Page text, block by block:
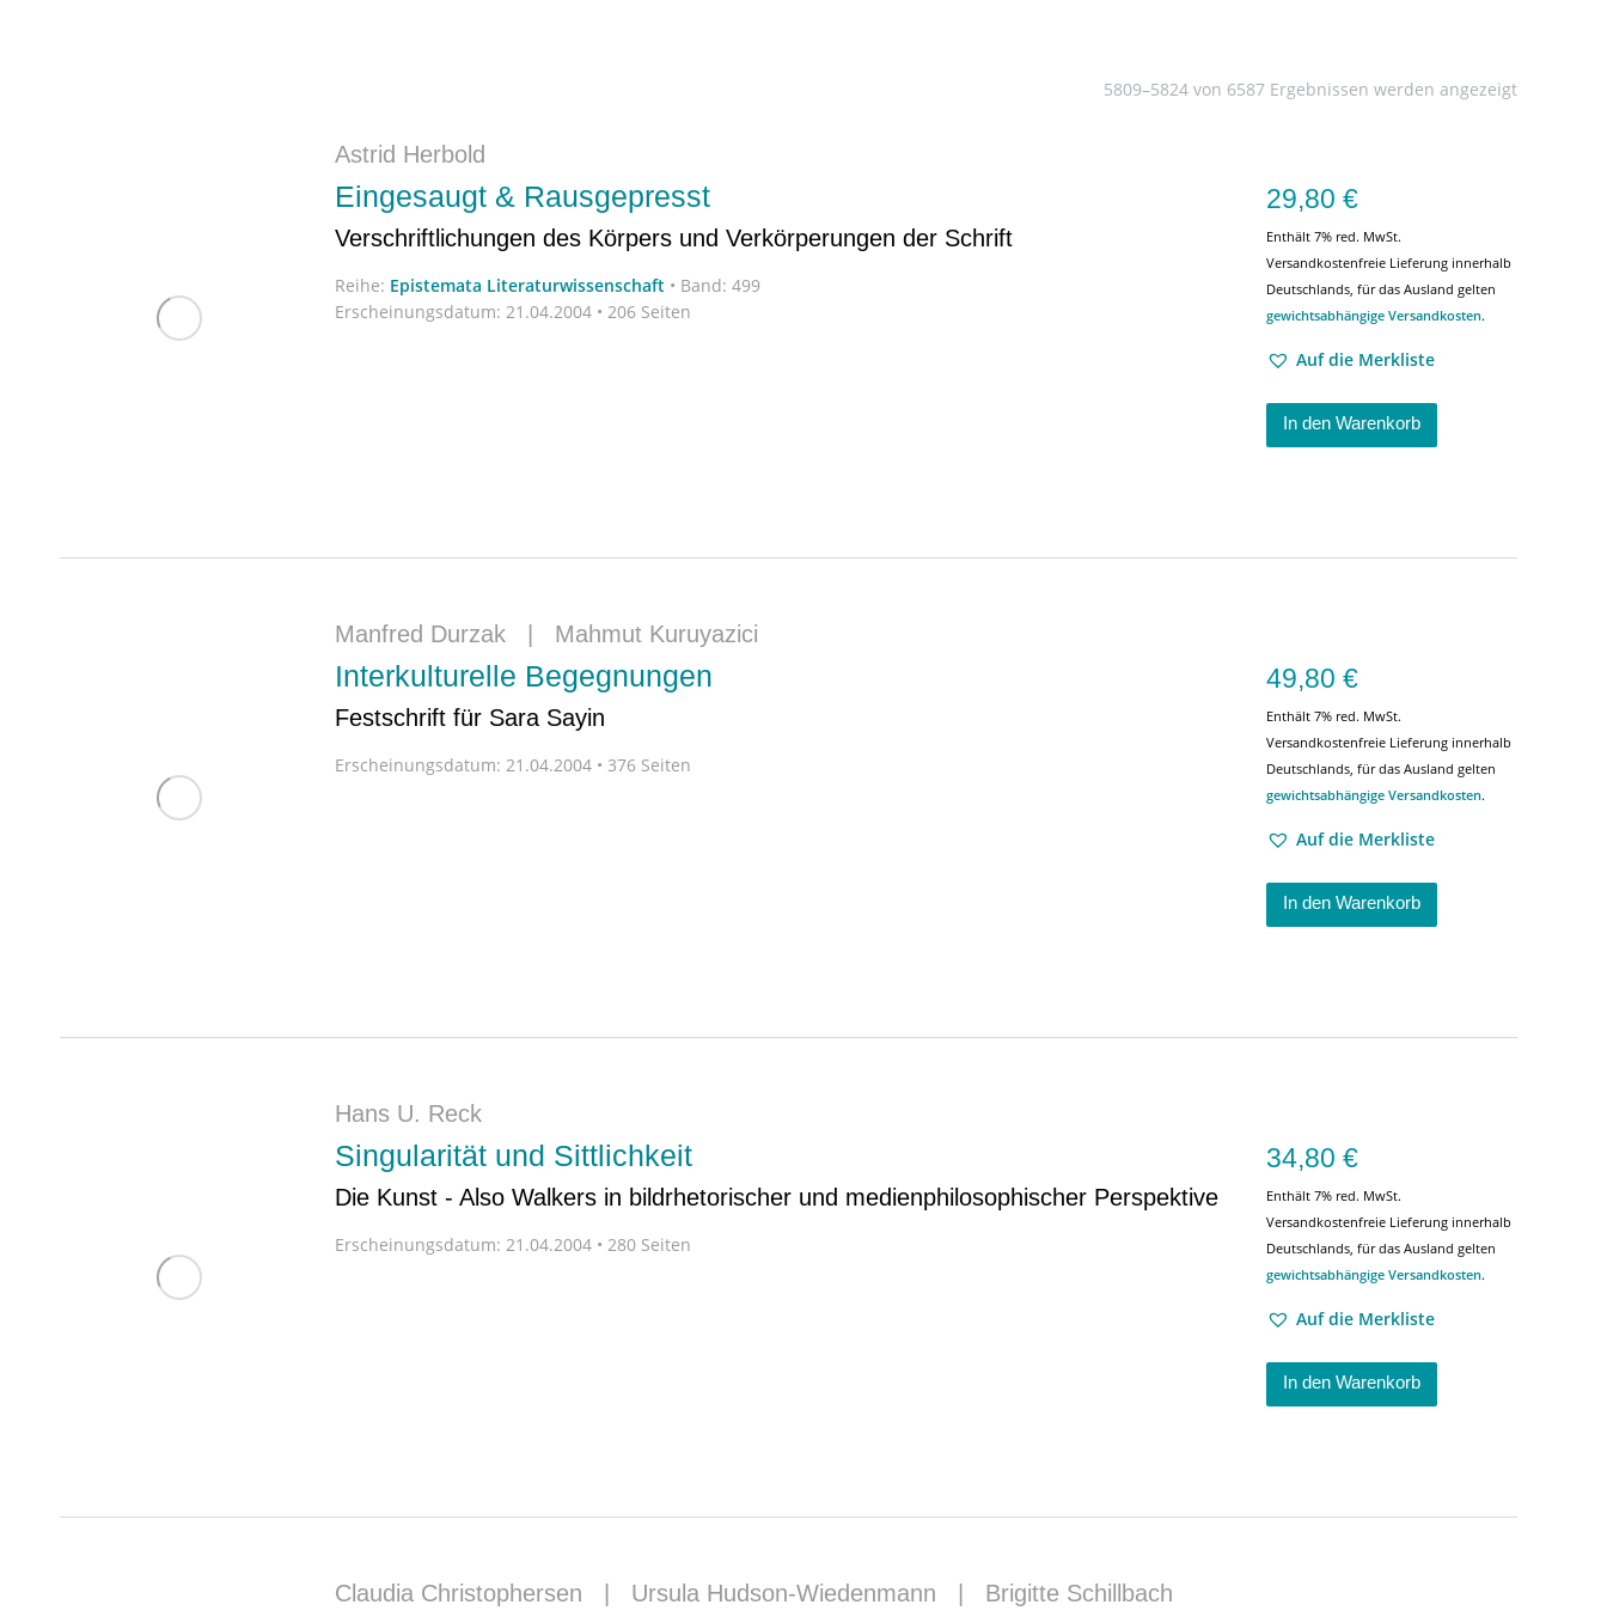
5809–5824 von 6587 Ergebnissen werden angezeigt
Astrid Herbold
Eingesaugt & Rausgepresst
Verschriftlichungen des Körpers und Verkörperungen der Schrift
Reihe: Epistemata Literaturwissenschaft • Band: 499
Erscheinungsdatum: 21.04.2004 • 206 Seiten
29,80 €
Enthält 7% red. MwSt.
Versandkostenfreie Lieferung innerhalb
Deutschlands, für das Ausland gelten
gewichtsabhängige Versandkosten.
Auf die Merkliste
In den Warenkorb
Manfred Durzak Mahmut Kuruyazici
Interkulturelle Begegnungen
Festschrift für Sara Sayin
Erscheinungsdatum: 21.04.2004 • 376 Seiten
49,80 €
Enthält 7% red. MwSt.
Versandkostenfreie Lieferung innerhalb
Deutschlands, für das Ausland gelten
gewichtsabhängige Versandkosten.
Auf die Merkliste
In den Warenkorb
Hans U. Reck
Singularität und Sittlichkeit
Die Kunst - Also Walkers in bildrhetorischer und medienphilosophischer Perspektive
Erscheinungsdatum: 21.04.2004 • 280 Seiten
34,80 €
Enthält 7% red. MwSt.
Versandkostenfreie Lieferung innerhalb
Deutschlands, für das Ausland gelten
gewichtsabhängige Versandkosten.
Auf die Merkliste
In den Warenkorb
Claudia Christophersen Ursula Hudson-Wiedenmann Brigitte Schillbach